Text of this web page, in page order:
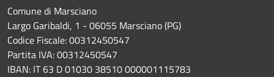
Comune di Marsciano
Largo Garibaldi, 1 - 06055 Marsciano (PG)
Codice Fiscale: 00312450547
Partita IVA: 00312450547
IBAN: IT 63 D 01030 38510 000001115783